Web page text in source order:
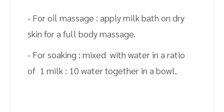
- For oil massage : apply milk bath on dry
skin for a full body massage.
- For soaking : mixed with water in a ratio
of 1 milk : 10 water together in a bowl.